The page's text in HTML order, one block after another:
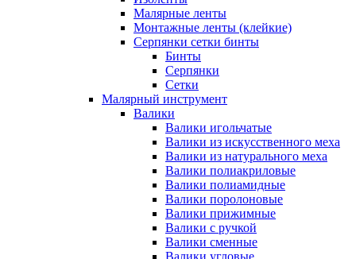
Малярные ленты
Монтажные ленты (клейкие)
Серпянки сетки бинты
Бинты
Серпянки
Сетки
Малярный инструмент
Валики
Валики игольчатые
Валики из искусственного меха
Валики из натурального меха
Валики полиакриловые
Валики полиамидные
Валики поролоновые
Валики прижимные
Валики с ручкой
Валики сменные
Валики угловые